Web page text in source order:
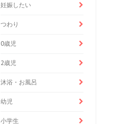
妊娠したい
つわり
0歳児
2歳児
沐浴・お風呂
幼児
小学生